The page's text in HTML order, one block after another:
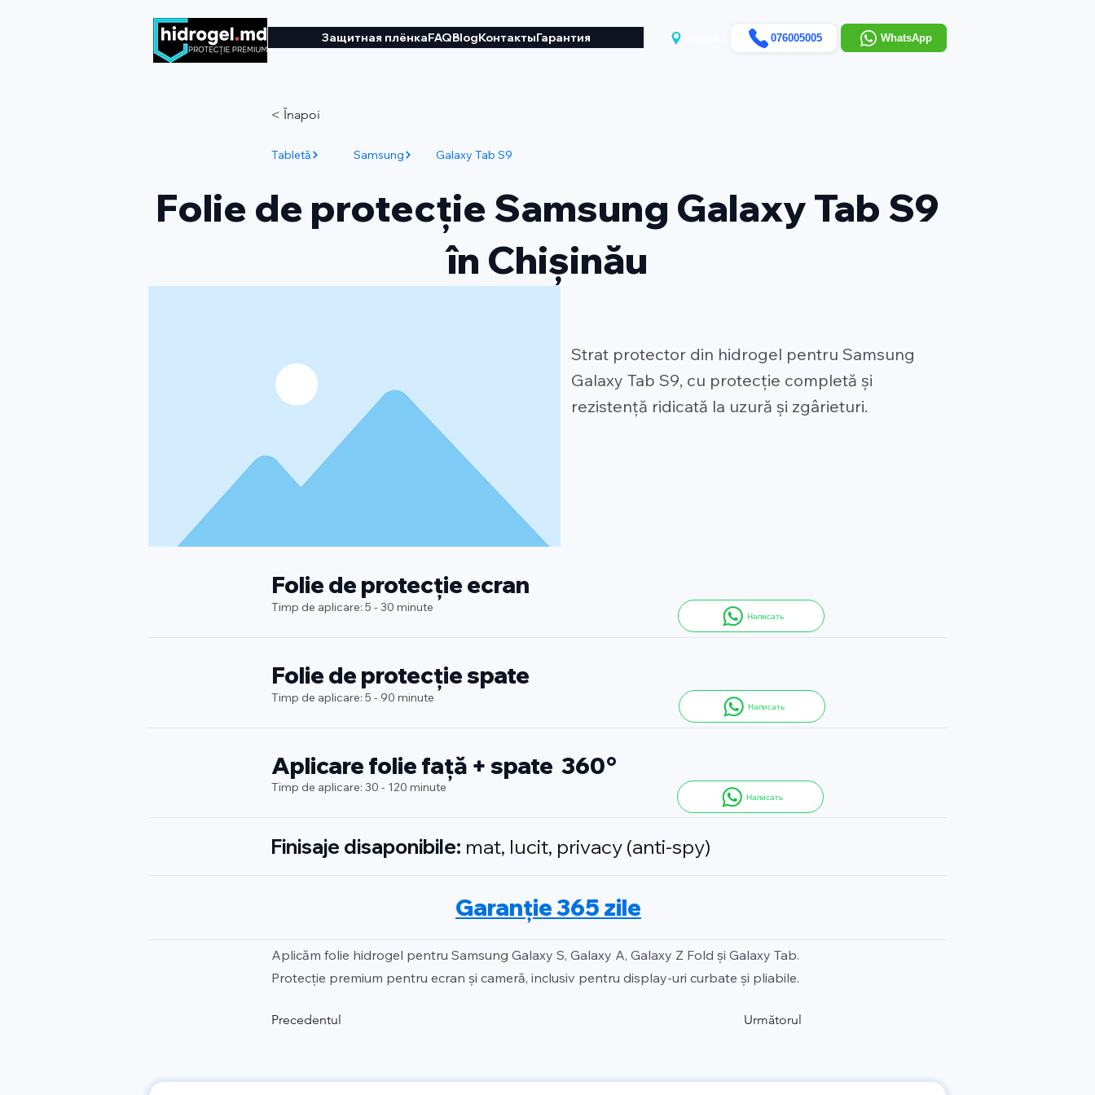
Защитная плёнкаFAQBlogКонтактыГарантия 076005005 WhatsApp
< Înapoi
Tabletă Samsung Galaxy Tab S9
Folie de protecție Samsung Galaxy Tab S9
în Chișinău
Strat protector din hidrogel pentru Samsung
Galaxy Tab S9, cu protecție completă și
rezistență ridicată la uzură și zgârieturi.
Folie de protecție ecran
Timp de aplicare: 5 - 30 minute
Написать
Folie de protecție spate
Timp de aplicare: 5 - 90 minute
Написать
Aplicare folie față + spate 360°
Написать
Timp de aplicare: 30 - 120 minute
Finisaje disaponibile: mat, lucit, privacy (anti-spy)
Garanție 365 zile
Aplicăm folie hidrogel pentru Samsung Galaxy S, Galaxy A, Galaxy Z Fold și Galaxy Tab.
Protecție premium pentru ecran și cameră, inclusiv pentru display-uri curbate și pliabile.
Precedentul Următorul